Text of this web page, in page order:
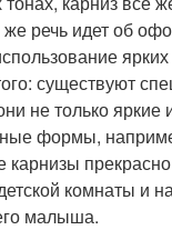
речь идет об
существуют
не только яркие
формы,
карнизы
комнаты и
малыша.